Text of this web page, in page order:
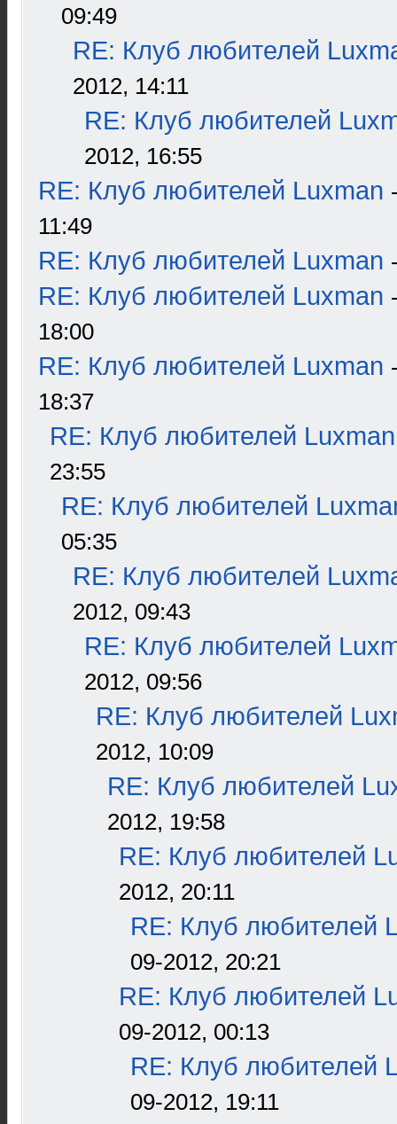
09:49
RE: Клуб любителей
2012, 14:11
RE: Клуб любителей
2012, 16:55
RE: Клуб любителей Luxman
11:49
RE: Клуб любителей Luxman
RE: Клуб любителей Luxman
18:00
RE: Клуб любителей Luxman
18:37
RE: Клуб любителей Luxman
23:55
RE: Клуб любителей
05:35
RE: Клуб любителей
2012, 09:43
RE: Клуб любителей
2012, 09:56
RE: Клуб любителей
2012, 10:09
RE: Клуб любителей
2012, 19:58
RE: Клуб любителей
2012, 20:11
RE: Клуб любителей
09-2012, 20:21
RE: Клуб любителей
09-2012, 00:13
RE: Клуб любителей
09-2012, 19:11